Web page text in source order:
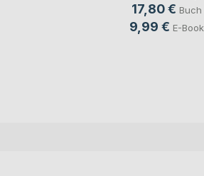
17,80 € Buch
9,99 € E-Book